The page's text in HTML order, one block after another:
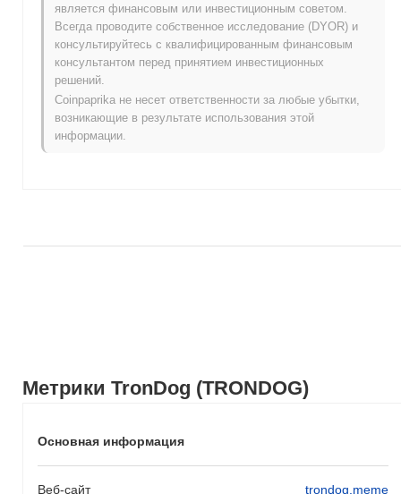
Метрики TronDog (TRONDOG)
Основная информация
Веб-сайт trondog.meme
Как TronDog работает по сравнению с более
широким криптовалютным рынком?
За последние 7 дней TronDog вырос на0.00%, отставая от
общего криптовалютного рынка который показал рост на
0.44%. Это указывает на временное отставание в ценовом
движении TRONDOG относительно более широкого рыночного
импульса.
является финансовым или инвестиционным советом.
Всегда проводите собственное исследование (DYOR) и
консультируйтесь с квалифицированным финансовым
консультантом перед принятием инвестиционных
решений.
Coinpaprika не несет ответственности за любые убытки,
возникающие в результате использования этой
информации.